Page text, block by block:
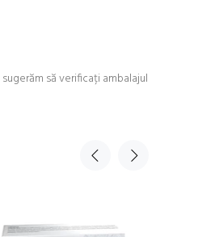
să verificați ambalajul